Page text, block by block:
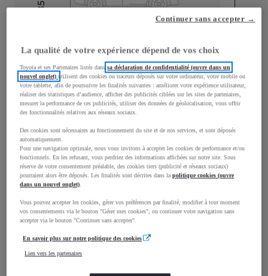
Hauteur
1 535
1 848 mm
Consommation mixte
Consommation mixte 5,5L/100 km
Émissions CO2
Performances
La qualité de votre expérience dépend de vos choix
Toyota et ses Partenaires listés danssa déclaration de confidentialité (ouvre dans un
nouvel onglet)utilisent des cookies ou traceurs déposés sur votre ordinateur, votre mobile ou
votre tablette, afin de poursuivre les finalités suivantes : améliorer votre expérience utilisateur,
réaliser des statistiques d’audience, afficher des publicités ciblées sur les sites de partenaires,
mesurer la performance de ces publicités, utiliser des données de géolocalisation, vous offrir
des fonctionnalités relatives aux réseaux sociaux.
Des cookies sont nécessaires au fonctionnement du site et de nos services, et sont déposés
automatiquement.
Pour une navigation optimale, nous vous invitons à accepter les cookies de performance et/ou
fonctionnels. En les refusant, vous perdriez des informations affichées sur notre site. Sous
réserve de votre consentement préalable, des cookies tiers (publicité et réseaux sociaux)
pourraient alors être déposés. Les finalités sont décrites dans lapolitique cookies (ouvre
dans un nouvel onglet).
Vous pouvez accepter les cookies, gérer vos préférences par finalité, modifier à tout moment
vos consentements via le bouton "Gérer mes cookies", ou continuer votre navigation sans
accepter via le bouton "Continuer sans accepter".
En savoir plus sur notre politique des cookies
Lien vers les partenaires
Continuer sans accepter →